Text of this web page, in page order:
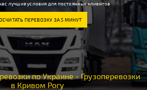
лучшие условия для постоянных клиентов
ПЕРЕВОЗКУ ЗА 5 МИНУТ
по Украине -Грузоперевозки
в Кривом Рогу